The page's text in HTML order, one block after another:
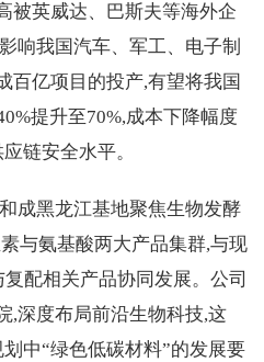
被英威达、巴斯夫等海外企
响我国汽车、军工、电子制
百亿项目的投产,有望将我国
提升至70%,成本下降幅度
链安全水平。
成黑龙江基地聚焦生物发酵
与氨基酸两大产品集群,与现
配相关产品协同发展。公司
,深度布局前沿生物科技,这
中“绿色低碳材料”的发展要